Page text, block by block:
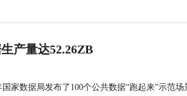
产量达52.26ZB
家数据局发布了100个公共数据“跑起来”示范